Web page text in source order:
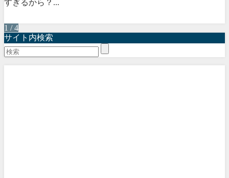
すぎるから？...
1 / 4
サイト内検索